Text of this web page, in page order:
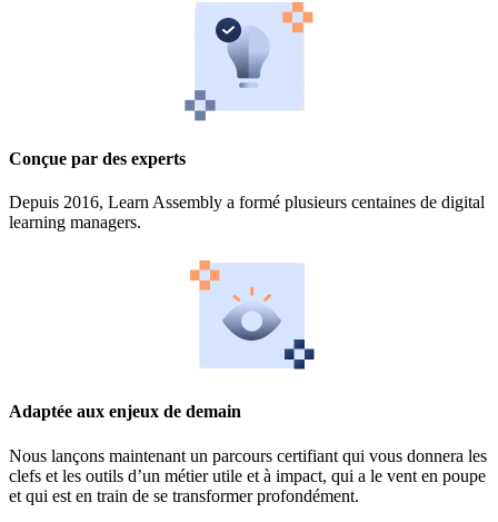
Conçue par des experts
Depuis 2016, Learn Assembly a formé plusieurs centaines de digital
learning managers.
Adaptée aux enjeux de demain
Nous lançons maintenant un parcours certifiant qui vous donnera les
clefs et les outils d’un métier utile et à impact, qui a le vent en poupe
et qui est en train de se transformer profondément.